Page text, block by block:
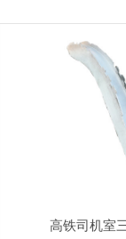
高铁司机室